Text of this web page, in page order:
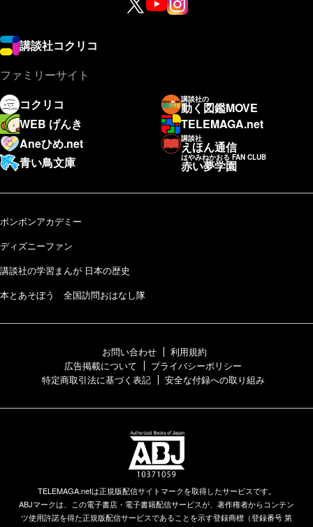
講談社コクリコ
ファミリーサイト
コクリコ
講談社の
動く図鑑MOVE
WEB げんき
TELEMAGA.net
Aneひめ.net
講談社
えほん通信
青い鳥文庫
はやみねかおる FAN CLUB
赤い夢学園
ボンボンアカデミー
ディズニーファン
講談社の学習まんが 日本の歴史
本とあそぼう 全国訪問おはなし隊
お問い合わせ
利用規約
広告掲載について
プライバシーポリシー
特定商取引法に基づく表記
安全な付録への取り組み
TELEMAGA.netは正規版配信サイトマークを取得したサービスです。
ABJマークは、この電子書店・電子書籍配信サービスが、著作権者からコンテン
ツ使用許諾を得た正規版配信サービスであることを示す登録商標（登録番号 第